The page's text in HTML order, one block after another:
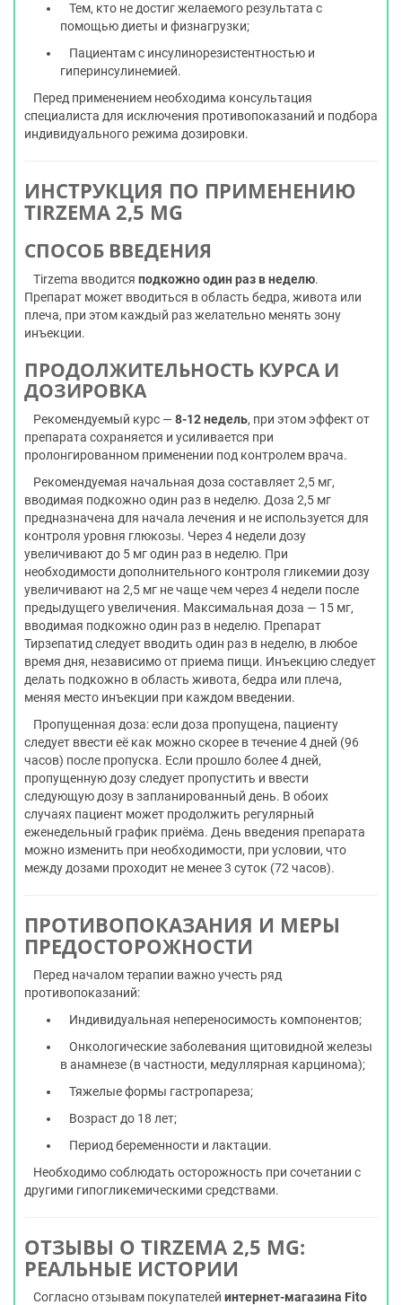
Тем, кто не достиг желаемого результата с
помощью диеты и физнагрузки;
Пациентам с инсулинорезистентностью и
гиперинсулинемией.
Перед применением необходима консультация
специалиста для исключения противопоказаний и подбора
индивидуального режима дозировки.
ИНСТРУКЦИЯ ПО ПРИМЕНЕНИЮ
TIRZEMA 2,5 MG
СПОСОБ ВВЕДЕНИЯ
Tirzema вводится подкожно один раз в неделю.
Препарат может вводиться в область бедра, живота или
плеча, при этом каждый раз желательно менять зону
инъекции.
ПРОДОЛЖИТЕЛЬНОСТЬ КУРСА И
ДОЗИРОВКА
Рекомендуемый курс — 8-12 недель, при этом эффект от
препарата сохраняется и усиливается при
пролонгированном применении под контролем врача.
Рекомендуемая начальная доза составляет 2,5 мг,
вводимая подкожно один раз в неделю. Доза 2,5 мг
предназначена для начала лечения и не используется для
контроля уровня глюкозы. Через 4 недели дозу
увеличивают до 5 мг один раз в неделю. При
необходимости дополнительного контроля гликемии дозу
увеличивают на 2,5 мг не чаще чем через 4 недели после
предыдущего увеличения. Максимальная доза — 15 мг,
вводимая подкожно один раз в неделю. Препарат
Тирзепатид следует вводить один раз в неделю, в любое
время дня, независимо от приема пищи. Инъекцию следует
делать подкожно в область живота, бедра или плеча,
меняя место инъекции при каждом введении.
Пропущенная доза: если доза пропущена, пациенту
следует ввести её как можно скорее в течение 4 дней (96
часов) после пропуска. Если прошло более 4 дней,
пропущенную дозу следует пропустить и ввести
следующую дозу в запланированный день. В обоих
случаях пациент может продолжить регулярный
еженедельный график приёма. День введения препарата
можно изменить при необходимости, при условии, что
между дозами проходит не менее 3 суток (72 часов).
ПРОТИВОПОКАЗАНИЯ И МЕРЫ
ПРЕДОСТОРОЖНОСТИ
Перед началом терапии важно учесть ряд
противопоказаний:
Индивидуальная непереносимость компонентов;
Онкологические заболевания щитовидной железы
в анамнезе (в частности, медуллярная карцинома);
Тяжелые формы гастропареза;
Возраст до 18 лет;
Период беременности и лактации.
Необходимо соблюдать осторожность при сочетании с
другими гипогликемическими средствами.
ОТЗЫВЫ О TIRZEMA 2,5 MG:
РЕАЛЬНЫЕ ИСТОРИИ
Согласно отзывам покупателей интернет-магазина Fito